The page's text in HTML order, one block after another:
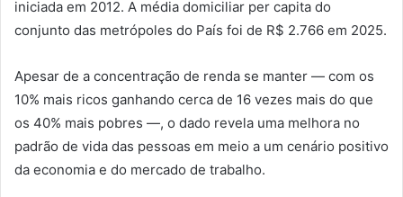
iniciada em 2012. A média domiciliar per capita do
conjunto das metrópoles do País foi de R$ 2.766 em 2025.
Apesar de a concentração de renda se manter — com os
10% mais ricos ganhando cerca de 16 vezes mais do que
os 40% mais pobres —, o dado revela uma melhora no
padrão de vida das pessoas em meio a um cenário positivo
da economia e do mercado de trabalho.